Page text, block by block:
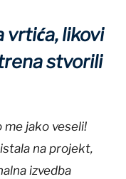
vrtića, likovi
stvorili
me jako veseli!
na projekt,
izvedba